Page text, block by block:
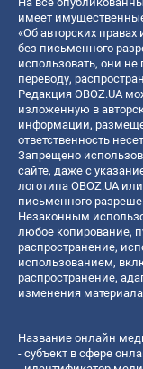
имеет
«Об авторских
без письменного
использовать, они
переводу,
Редакция OBOZ.UA
изложенную в
информации,
ответственность
Запрещено
сайте, даже с
логотипа OBOZ.UA
письменного
Незаконным
любое копирование,
распространение,
использованием,
распространение,
изменения
Название онлайн
- субъект в сфере